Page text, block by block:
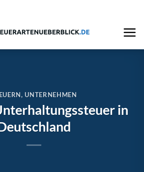
,UNTERNEHMEN
in